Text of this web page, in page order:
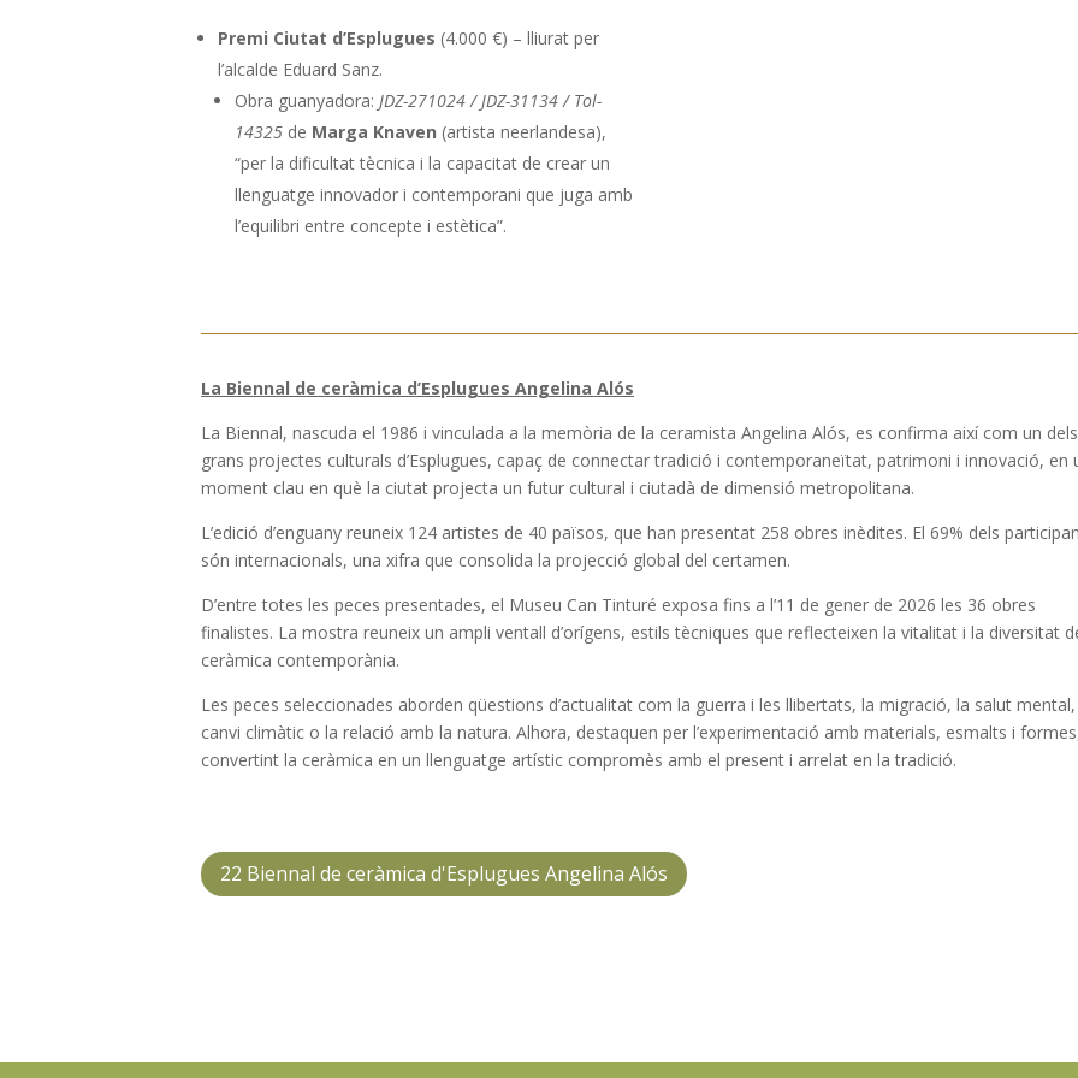
Premi Ciutat d’Esplugues (4.000 €) – lliurat per
l’alcalde Eduard Sanz.
Obra guanyadora: JDZ-271024 / JDZ-31134 / Tol-
14325 de Marga Knaven (artista neerlandesa),
“per la dificultat tècnica i la capacitat de crear un
llenguatge innovador i contemporani que juga amb
l’equilibri entre concepte i estètica”.
La Biennal de ceràmica d’Esplugues Angelina Alós
La Biennal, nascuda el 1986 i vinculada a la memòria de la ceramista Angelina Alós, es confirma així com un dels
grans projectes culturals d’Esplugues, capaç de connectar tradició i contemporaneïtat, patrimoni i innovació, en
moment clau en què la ciutat projecta un futur cultural i ciutadà de dimensió metropolitana.
L’edició d’enguany reuneix 124 artistes de 40 països, que han presentat 258 obres inèdites. El 69% dels
són internacionals, una xifra que consolida la projecció global del certamen.
D’entre totes les peces presentades, el Museu Can Tinturé exposa fins a l’11 de gener de 2026 les 36 obres
finalistes. La mostra reuneix un ampli ventall d’orígens, estils tècniques que reflecteixen la vitalitat i la diversitat
ceràmica contemporània.
Les peces seleccionades aborden qüestions d’actualitat com la guerra i les llibertats, la migració, la salut mental,
canvi climàtic o la relació amb la natura. Alhora, destaquen per l’experimentació amb materials, esmalts i
convertint la ceràmica en un llenguatge artístic compromès amb el present i arrelat en la tradició.
22 Biennal de ceràmica d'Esplugues Angelina Alós